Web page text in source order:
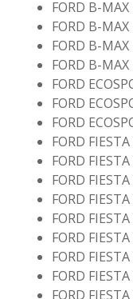
FORD B-
FORD B-
FORD B-
FORD B-
FORD
FORD
FORD
FORD
FORD
FORD
FORD
FORD
FORD
FORD
FORD
FORD